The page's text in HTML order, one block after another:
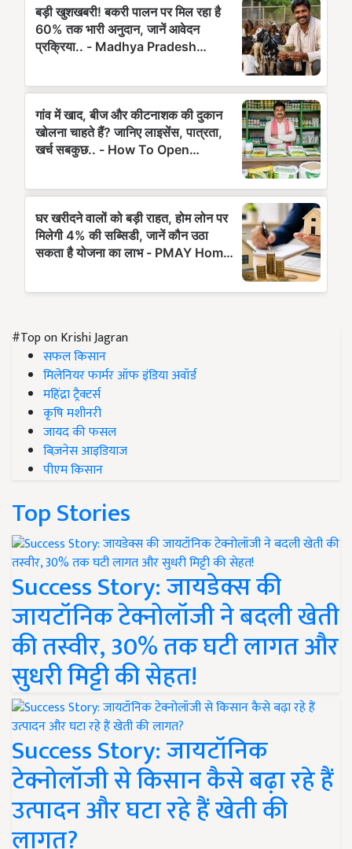
#Top on Krishi Jagran
सफल किसान
मिलेनियर फार्मर ऑफ इंडिया अवॉर्ड
महिंद्रा ट्रैक्टर्स
कृषि मशीनरी
जायद की फसल
बिज़नेस आइडियाज
पीएम किसान
Top Stories
Success Story: जायडेक्स की
जायटॉनिक टेक्नोलॉजी ने बदली खेती
की तस्वीर, 30% तक घटी लागत और
सुधरी मिट्टी की सेहत!
Success Story: जायटॉनिक
टेक्नोलॉजी से किसान कैसे बढ़ा रहे हैं
उत्पादन और घटा रहे हैं खेती की